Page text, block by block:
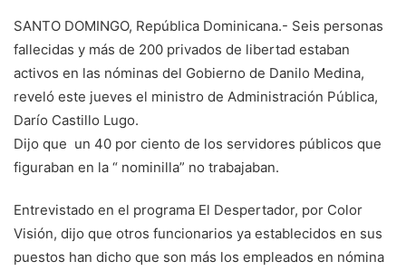
SANTO DOMINGO, República Dominicana.- Seis personas
fallecidas y más de 200 privados de libertad estaban
activos en las nóminas del Gobierno de Danilo Medina,
reveló este jueves el ministro de Administración Pública,
Darío Castillo Lugo.
Dijo que un 40 por ciento de los servidores públicos que
figuraban en la “ nominilla” no trabajaban.
Entrevistado en el programa El Despertador, por Color
Visión, dijo que otros funcionarios ya establecidos en sus
puestos han dicho que son más los empleados en nómina